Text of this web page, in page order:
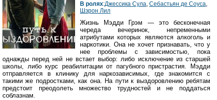
В ролях:Джессика Сула, Себастьян де Соуса,
Шэрон Лил
Жизнь Мэдди Грэм — это бесконечная
череда вечеринок, непременными
атрибутами которых являются алкоголь и
наркотики. Она не хочет признавать, что у
нее проблемы с зависимостью, пока
однажды перед ней не встает выбор: либо исключение из старшей
школы, либо курс реабилитации от пагубного пристрастия. Мэдди
отправляется в клинику для наркозависимых, где знакомится с
такими же подростками, как она. На пути к выздоровлению ребятам
предстоит преодолеть множество трудностей и не поддаться
соблазнам.